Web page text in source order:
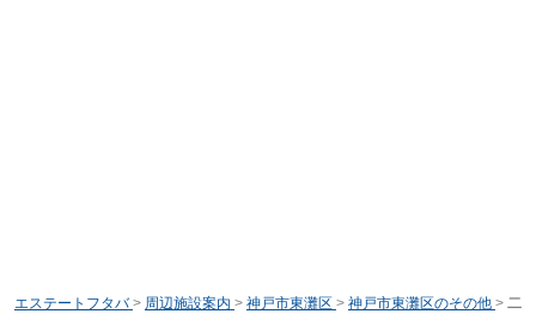
エステートフタバ > 周辺施設案内 > 神戸市東灘区 > 神戸市東灘区のその他 > 二